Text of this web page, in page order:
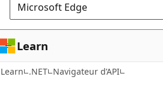
Microsoft Edge
Learn
Learn .NET Navigateur d’API